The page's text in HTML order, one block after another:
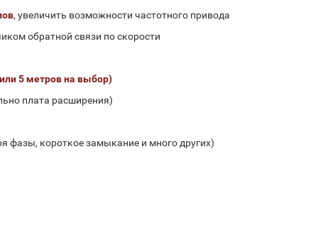
, увеличить возможности частотного привода
обратной связи по скорости
5 метров на выбор)
плата расширения)
фазы, короткое замыкание и много других)